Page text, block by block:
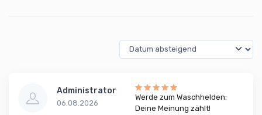
Administrator
06.08.2026
Werde zum Waschhelden:
Deine Meinung zählt!